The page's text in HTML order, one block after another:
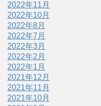
2022年11月
2022年10月
2022年8月
2022年7月
2022年3月
2022年2月
2022年1月
2021年12月
2021年11月
2021年10月